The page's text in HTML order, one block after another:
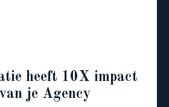
heeft 10X impact
je Agency